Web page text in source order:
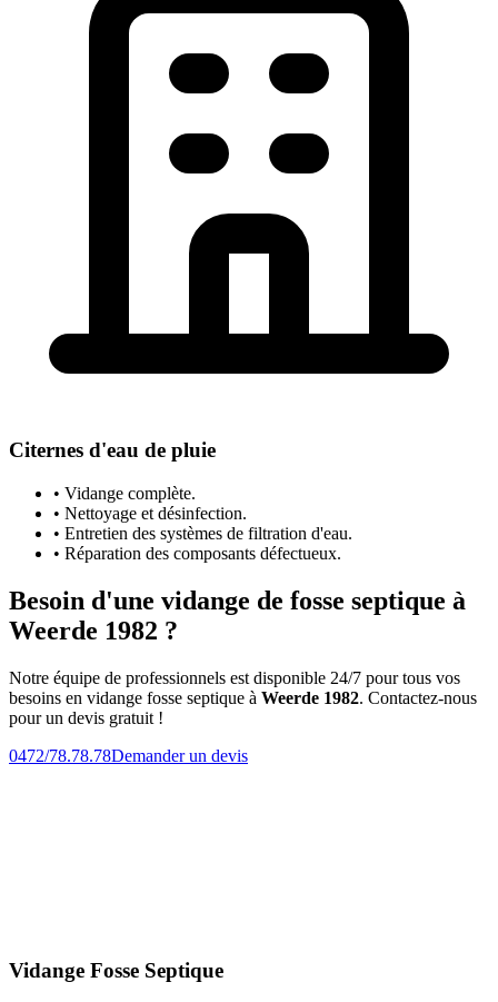
Citernes d'eau de pluie
• Vidange complète.
• Nettoyage et désinfection.
• Entretien des systèmes de filtration d'eau.
• Réparation des composants défectueux.
Besoin d'une vidange de fosse septique à
Weerde 1982 ?
Notre équipe de professionnels est disponible 24/7 pour tous vos
besoins en vidange fosse septique à Weerde 1982. Contactez-nous
pour un devis gratuit !
0472/78.78.78Demander un devis
Vidange Fosse Septique